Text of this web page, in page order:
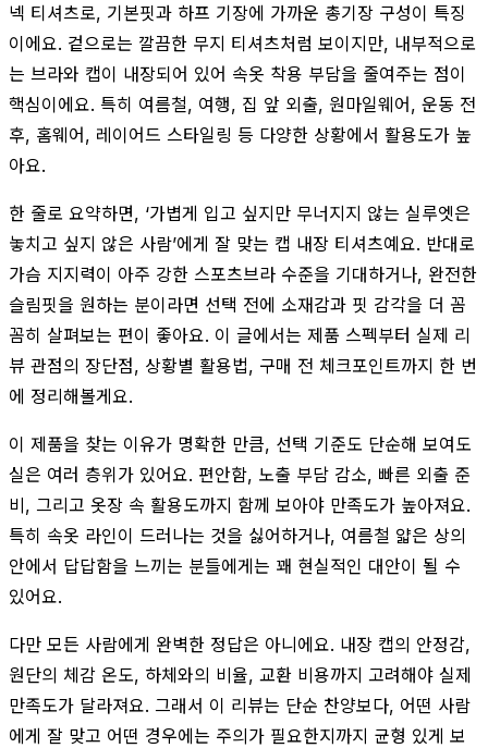
넥 티셔츠로, 기본핏과 하프 기장에 가까운 총기장 구성이 특징
이에요. 겉으로는 깔끔한 무지 티셔츠처럼 보이지만, 내부적으로
는 브라와 캡이 내장되어 있어 속옷 착용 부담을 줄여주는 점이
핵심이에요. 특히 여름철, 여행, 집 앞 외출, 원마일웨어, 운동 전
후, 홈웨어, 레이어드 스타일링 등 다양한 상황에서 활용도가 높
아요.
한 줄로 요약하면, ‘가볍게 입고 싶지만 무너지지 않는 실루엣은
놓치고 싶지 않은 사람’에게 잘 맞는 캡 내장 티셔츠예요. 반대로
가슴 지지력이 아주 강한 스포츠브라 수준을 기대하거나, 완전한
슬림핏을 원하는 분이라면 선택 전에 소재감과 핏 감각을 더 꼼
꼼히 살펴보는 편이 좋아요. 이 글에서는 제품 스펙부터 실제 리
뷰 관점의 장단점, 상황별 활용법, 구매 전 체크포인트까지 한 번
에 정리해볼게요.
이 제품을 찾는 이유가 명확한 만큼, 선택 기준도 단순해 보여도
실은 여러 층위가 있어요. 편안함, 노출 부담 감소, 빠른 외출 준
비, 그리고 옷장 속 활용도까지 함께 보아야 만족도가 높아져요.
특히 속옷 라인이 드러나는 것을 싫어하거나, 여름철 얇은 상의
안에서 답답함을 느끼는 분들에게는 꽤 현실적인 대안이 될 수
있어요.
다만 모든 사람에게 완벽한 정답은 아니에요. 내장 캡의 안정감,
원단의 체감 온도, 하체와의 비율, 교환 비용까지 고려해야 실제
만족도가 달라져요. 그래서 이 리뷰는 단순 찬양보다, 어떤 사람
에게 잘 맞고 어떤 경우에는 주의가 필요한지까지 균형 있게 보